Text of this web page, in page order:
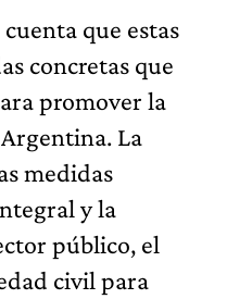
que estas
concretas que
promover la
La
medidas
y la
público, el
civil para